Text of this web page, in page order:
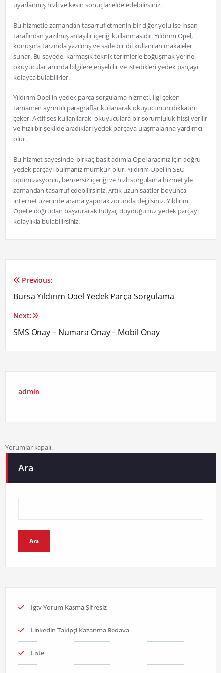
uyarlanmış hızlı ve kesin sonuçlar elde edebilirsiniz.
Bu hizmetle zamandan tasarruf etmenin bir diğer yolu ise insan
tarafından yazılmış anlaşılır içeriği kullanmasıdır. Yıldırım Opel,
konuşma tarzında yazılmış ve sade bir dil kullanılan makaleler
sunar. Bu sayede, karmaşık teknik terimlerle boğuşmak yerine,
okuyucular anında bilgilere erişebilir ve istedikleri yedek parçayı
kolayca bulabilirler.
Yıldırım Opel'in yedek parça sorgulama hizmeti, ilgi çeken
tamamen ayrıntılı paragraflar kullanarak okuyucunun dikkatini
çeker. Aktif ses kullanılarak, okuyuculara bir sorumluluk hissi verilir
ve hızlı bir şekilde aradıkları yedek parçaya ulaşmalarına yardımcı
olur.
Bu hizmet sayesinde, birkaç basit adımla Opel aracınız için doğru
yedek parçayı bulmanız mümkün olur. Yıldırım Opel'in SEO
optimizasyonlu, benzersiz içeriği ve hızlı sorgulama hizmetiyle
zamandan tasarruf edebilirsiniz. Artık uzun saatler boyunca
internet üzerinde arama yapmak zorunda değilsiniz. Yıldırım
Opel'e doğrudan başvurarak ihtiyaç duyduğunuz yedek parçayı
kolaylıkla bulabilirsiniz.
Yazı
gezinmesi
Previous:
Bursa Yıldırım Opel Yedek Parça Sorgulama
Next:
SMS Onay – Numara Onay – Mobil Onay
admin
Yorumlar kapalı.
Ara
Ara
Igtv Yorum Kasma Şifresiz
Linkedin Takipçi Kazanma Bedava
Liste